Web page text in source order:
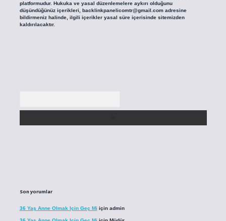
platformudur. Hukuka ve yasal düzenlemelere aykırı olduğunu
düşündüğünüz içerikleri, backlinkpanelicomtr@gmail.comadresine
bildirmeniz halinde, ilgili içerikler yasal süre içerisinde sitemizden
kaldırılacaktır.
Son yorumlar
36 Yaş Anne Olmak Için Geç Mi için admin